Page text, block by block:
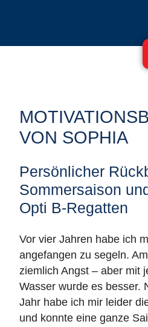
VON SOPHIA
Persönlicher
Sommersaison
Opti B-Regatten
Vor vier Jahren habe ich
angefangen zu segeln.
ziemlich Angst – aber mit
Wasser wurde es besser.
Jahr habe ich mir leider
und konnte eine ganze